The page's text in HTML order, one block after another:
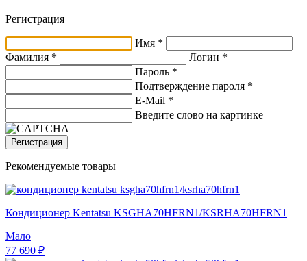
Регистрация
Имя *
Фамилия *
Логин *
Пароль *
Подтверждение пароля *
E-Mail *
Введите слово на картинке
Регистрация
Рекомендуемые товары
Кондиционер Kentatsu KSGHA70HFRN1/KSRHA70HFRN1
Мало
77 690 ₽